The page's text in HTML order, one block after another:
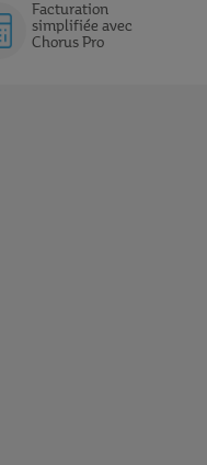
Facturation
simplifiée avec
Chorus Pro